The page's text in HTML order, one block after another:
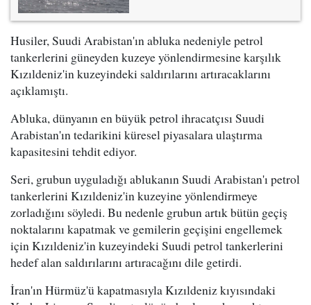
Husiler, Suudi Arabistan'ın abluka nedeniyle petrol
tankerlerini güneyden kuzeye yönlendirmesine karşılık
Kızıldeniz'in kuzeyindeki saldırılarını artıracaklarını
açıklamıştı.
Abluka, dünyanın en büyük petrol ihracatçısı Suudi
Arabistan'ın tedarikini küresel piyasalara ulaştırma
kapasitesini tehdit ediyor.
Seri, grubun uyguladığı ablukanın Suudi Arabistan'ı petrol
tankerlerini Kızıldeniz'in kuzeyine yönlendirmeye
zorladığını söyledi. Bu nedenle grubun artık bütün geçiş
noktalarını kapatmak ve gemilerin geçişini engellemek
için Kızıldeniz'in kuzeyindeki Suudi petrol tankerlerini
hedef alan saldırılarını artıracağını dile getirdi.
İran'ın Hürmüz'ü kapatmasıyla Kızıldeniz kıyısındaki